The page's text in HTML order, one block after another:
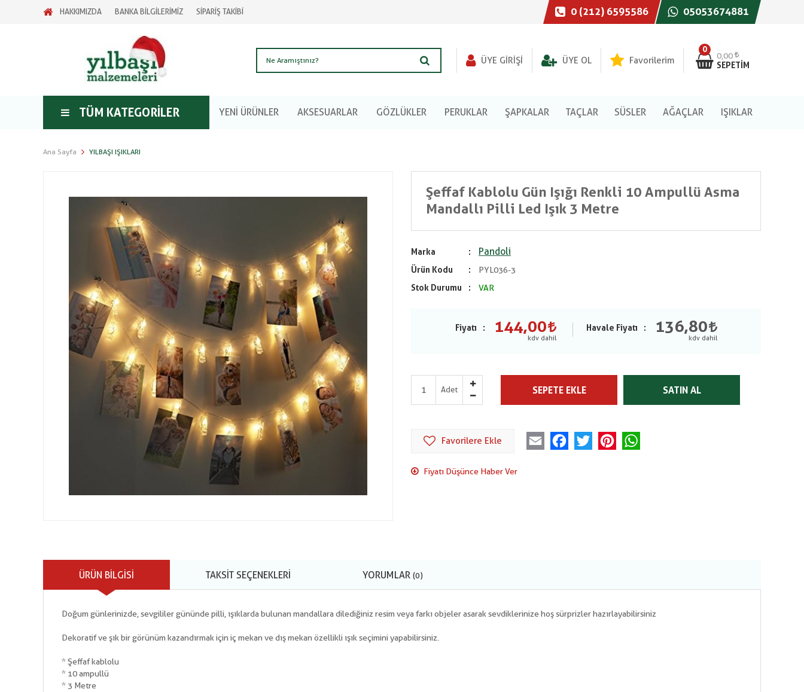
HAKKIMIZDA BANKA BİLGİLERİMİZ SİPARİŞ TAKİBİ 0 (212) 6595586 05053674881
0
0,00
SEPETIM
ÜYE GIRIŞI ÜYE OL Favorilerim
TÜM KATEGORILER YENİ ÜRÜNLER AKSESUARLAR GÖZLÜKLER PERUKLAR ŞAPKALAR TAÇLAR SÜSLER AĞAÇLAR IŞIKLAR
Ana Sayfa YILBAŞI IŞIKLARI
Şeffaf Kablolu Gün Işığı Renkli 10 Ampullü Asma
Mandallı Pilli Led Işık 3 Metre
Marka Pandoli
Ürün Kodu
PYL036-3
Stok Durumu
VAR
Fiyatı 144,00 Havale Fiyatı 136,80
Adet SEPETE EKLE SATIN AL
Favorilere Ekle Email FacebookTwitter Pinterest
Fiyatı Düşünce Haber Ver
ÜRÜN BILGISI TAKSIT SEÇENEKLERI YORUMLAR (0)
Doğum günlerinizde, sevgililer gününde pilli, ışıklarda bulunan mandallara dilediğiniz resim veya farkı objeler asarak sevdiklerinize hoş sürprizler hazırlayabilirsiniz
Dekoratif ve şık bir görünüm kazandırmak için iç mekan ve dış mekan özellikli ışık seçimini yapabilirsiniz.
* Şeffaf kablolu
* 10 ampullü
* 3 Metre